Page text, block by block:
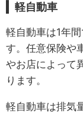
軽自動車
軽自動車は1年
す。任意保険や
やお店によって
ります。
軽自動車は排気